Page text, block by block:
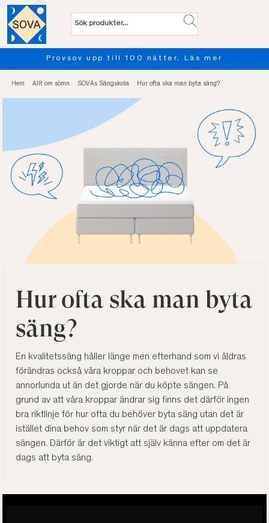
Provsov upp till 100 nätter. Läs mer
Hem Allt om sömn SOVAs Sängskola Hur ofta ska man byta säng?
Hur ofta ska man byta
säng?
En kvalitetssäng håller länge men efterhand som vi åldras
förändras också våra kroppar och behovet kan se
annorlunda ut än det gjorde när du köpte sängen. På
grund av att våra kroppar ändrar sig finns det därför ingen
bra riktlinje för hur ofta du behöver byta säng utan det är
istället dina behov som styr när det är dags att uppdatera
sängen. Därför är det viktigt att själv känna efter om det är
dags att byta säng.